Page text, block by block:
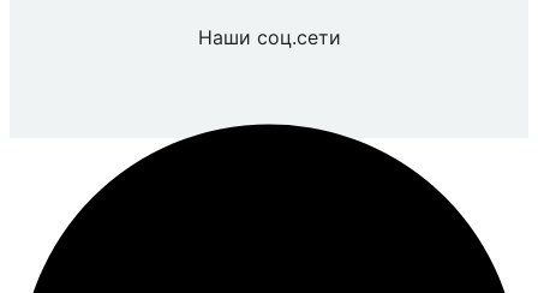
Наши соц.сети